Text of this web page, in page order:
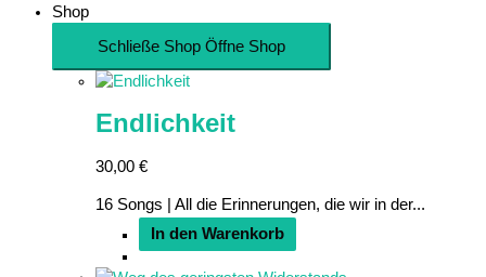
Shop
Schließe Shop Öffne Shop
Endlichkeit
30,00 €
16 Songs | All die Erinnerungen, die wir in der...
In den Warenkorb